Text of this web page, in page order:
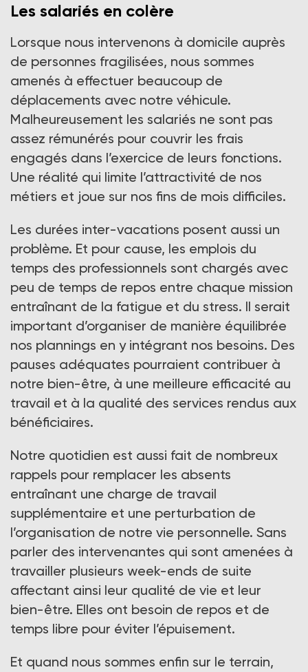
Les salariés en colère
Lorsque nous intervenons à domicile auprès
de personnes fragilisées, nous sommes
amenés à effectuer beaucoup de
déplacements avec notre véhicule.
Malheureusement les salariés ne sont pas
assez rémunérés pour couvrir les frais
engagés dans l’exercice de leurs fonctions.
Une réalité qui limite l’attractivité de nos
métiers et joue sur nos fins de mois difficiles.
Les durées inter-vacations posent aussi un
problème. Et pour cause, les emplois du
temps des professionnels sont chargés avec
peu de temps de repos entre chaque mission
entraînant de la fatigue et du stress. Il serait
important d’organiser de manière équilibrée
nos plannings en y intégrant nos besoins. Des
pauses adéquates pourraient contribuer à
notre bien-être, à une meilleure efficacité au
travail et à la qualité des services rendus aux
bénéficiaires.
Notre quotidien est aussi fait de nombreux
rappels pour remplacer les absents
entraînant une charge de travail
supplémentaire et une perturbation de
l’organisation de notre vie personnelle. Sans
parler des intervenantes qui sont amenées à
travailler plusieurs week-ends de suite
affectant ainsi leur qualité de vie et leur
bien-être. Elles ont besoin de repos et de
temps libre pour éviter l’épuisement.
Et quand nous sommes enfin sur le terrain,